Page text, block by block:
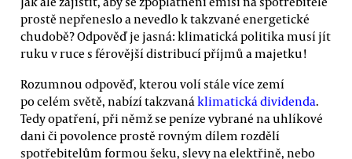
prostě nepřeneslo a nevedlo k takzvané energetické
chudobě? Odpověď je jasná: klimatická politika musí jít
ruku v ruce s férovější distribucí příjmů a majetku!
Rozumnou odpověď, kterou volí stále více zemí
po celém světě, nabízí takzvanáklimatická dividenda.
Tedy opatření, při němž se peníze vybrané na uhlíkové
dani či povolence prostě rovným dílem rozdělí
spotřebitelům formou šeku, slevy na elektřině, nebo